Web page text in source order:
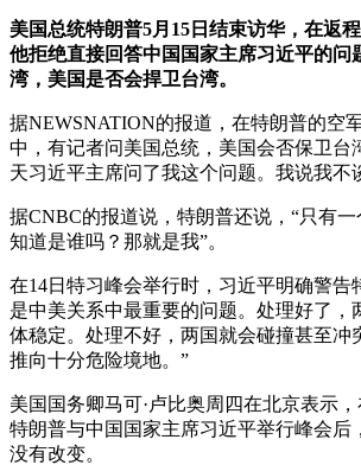
美国总统特朗普5月15日结束访华，在返
他拒绝直接回答中国国家主席习近平的问
湾，美国是否会捍卫台湾。
据NEWSNATION的报道，在特朗普的空
中，有记者问美国总统，美国会否保卫台
天习近平主席问了我这个问题。我说我不
据CNBC的报道说，特朗普还说，“只有
知道是谁吗？那就是我”。
在14日特习峰会举行时，习近平明确警告
是中美关系中最重要的问题。处理好了，
体稳定。处理不好，两国就会碰撞甚至冲
推向十分危险境地。”
美国国务卿马可·卢比奥周四在北京表示
特朗普与中国国家主席习近平举行峰会后
没有改变。